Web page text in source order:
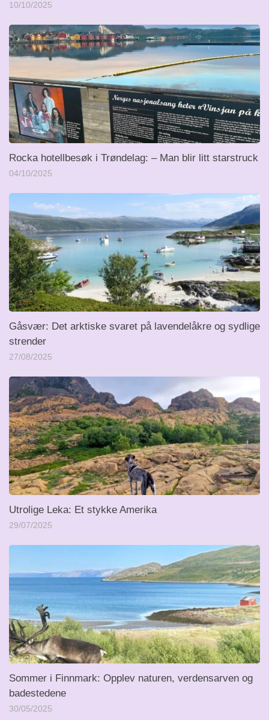
10/10/2025
Rocka hotellbesøk i Trøndelag: – Man blir litt starstruck
04/10/2025
Gåsvær: Det arktiske svaret på lavendelåkre og sydlige
strender
27/08/2025
Utrolige Leka: Et stykke Amerika
29/07/2025
Sommer i Finnmark: Opplev naturen, verdensarven og
badestedene
30/05/2025